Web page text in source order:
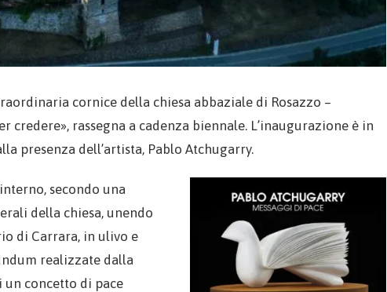
cornice della chiesa abbaziale di Rosazzo –
credere», rassegna a cadenza biennale. L’inaugurazione è in
presenza dell’artista, Pablo Atchugarry.
secondo una
della chiesa, unendo
di Carrara, in ulivo e
realizzate dalla
un concetto di pace